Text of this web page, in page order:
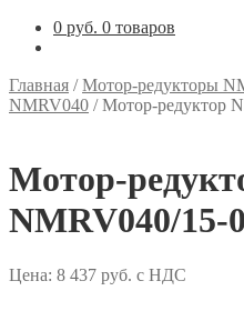
0 руб. 0 товаров
Главная /Мотор-редукторы
NMRV040 /Мотор-редуктор
Мотор-
NMRV040/15-
Цена: 8 437 руб. с НДС